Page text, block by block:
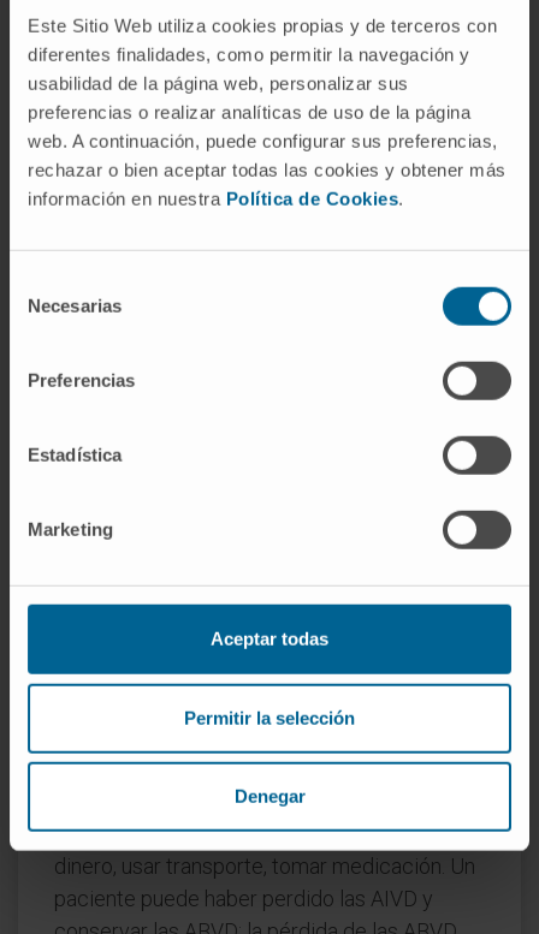
Este Sitio Web utiliza cookies propias y de terceros con
diferentes finalidades, como permitir la navegación y
usabilidad de la página web, personalizar sus
preferencias o realizar analíticas de uso de la página
web. A continuación, puede configurar sus preferencias,
rechazar o bien aceptar todas las cookies y obtener más
información en nuestra Política de Cookies.
Necesarias
Preferencias
Estadística
Marketing
Aceptar todas
Permitir la selección
Denegar
Sidney Katz, geriatra del hospital Benjamin
Rose de Cleveland, a principios de los años
cincuenta. El índice de Katz se publicó
formalmente en 1963 y fue el primer
instrumento estandarizado para medir la
independencia funcional de un paciente.
personas mayores?
No. Se evalúan en cualquier paciente que haya
tras un ictus, un traumatismo
curso de una enfermedad neurodegenerativa.
Lo que ocurre es que la pérdida de ABVD es
mucho más frecuente a partir de los 75 o 80
años, y por eso el concepto se asocia sobre
Son conceptos distintos. Las ABVD son las
tareas de autocuidado más elementales
actividades instrumentales de la vida diaria—
son tareas más complejas que requieren
capacidad organizativa: cocinar, manejar
dinero, usar transporte, tomar medicación. Un
paciente puede haber perdido las AIVD y